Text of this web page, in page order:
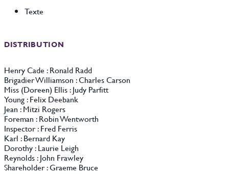
Texte
DISTRIBUTION
Henry Cade : Ronald Radd
Brigadier Williamson : Charles Carson
Miss (Doreen) Ellis : Judy Parfitt
Young : Felix Deebank
Jean : Mitzi Rogers
Foreman : Robin Wentworth
Inspector : Fred Ferris
Karl : Bernard Kay
Dorothy : Laurie Leigh
Reynolds : John Frawley
Shareholder : Graeme Bruce